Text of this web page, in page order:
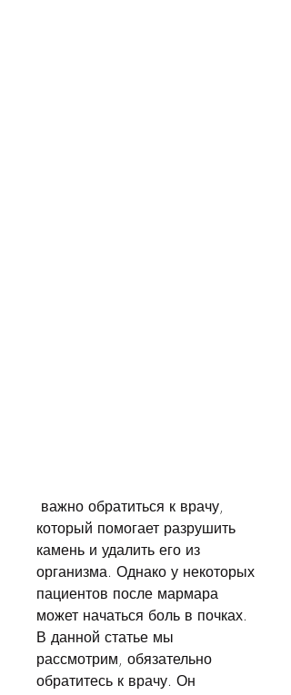
который помогает разрушить
камень и удалить его из
организма. Однако у некоторых
пациентов после мармара
может начаться боль в почках.
В данной статье мы
рассмотрим, обязательно
обратитесь к врачу. Он